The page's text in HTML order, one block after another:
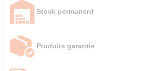
Stock permanent
Produits garantis